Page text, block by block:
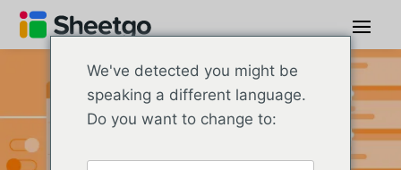
We've detected you might be
speaking a different language.
Do you want to change to: